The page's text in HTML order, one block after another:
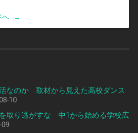
ヘ
→
なのか 取材から見えた高校ダンス
10
取り逃がすな 中1から始める学校広
09